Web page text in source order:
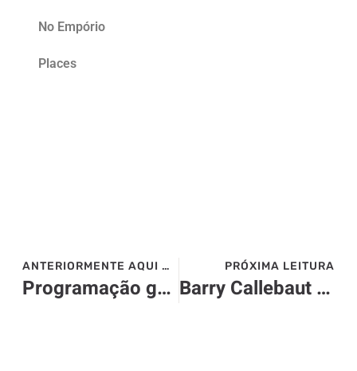
No Empório
Places
ANTERIORMENTE AQUI NO SITE>>>
Programação gastronômica exclusiva no mês de junho no Castelo Saint Andrews
PRÓXIMA LEITURA
Barry Callebaut – Evento em Curitiba